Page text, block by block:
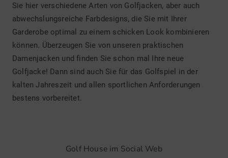
Sie hier verschiedene Arten von Golfjacken, aber auch
abwechslungsreiche Farbdesigns, die Sie mit Ihrer
Garderobe optimal zu einem schicken Look kombinieren
können. Überzeugen Sie von unseren praktischen
Damenjacken und finden Sie schon mal Ihre neue
Golfjacke! Dann sind auch Sie für das Golfspiel in der
kalten Jahreszeit und allen sportlichen Anforderungen
bestens vorbereitet.
Golf House im Social Web